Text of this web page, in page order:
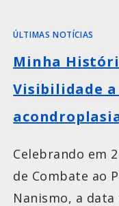
ÚLTIMAS NOTÍCIAS
Minha
Visibilidade a
Celebrando em
de Combate ao
Nanismo, a